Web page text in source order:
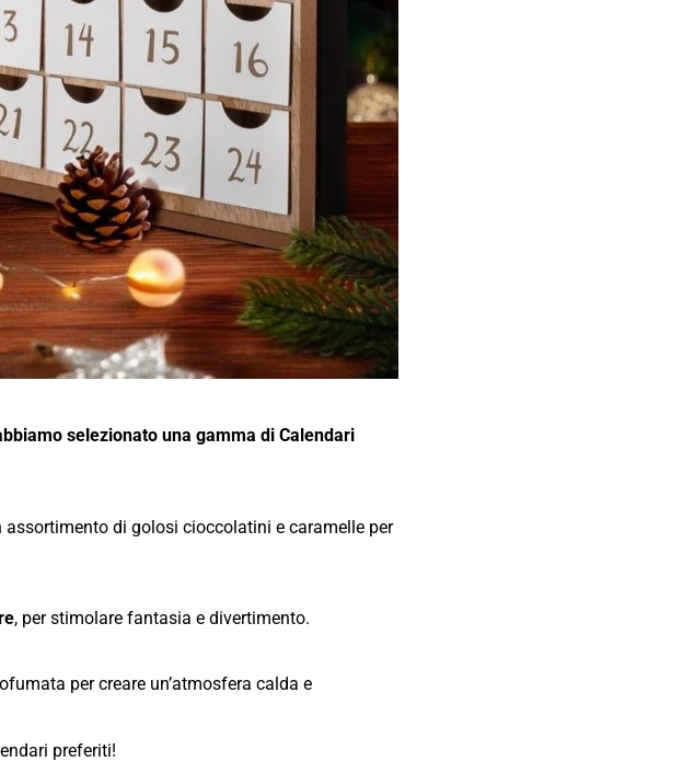
selezionato una gamma di Calendari
assortimento di golosi cioccolatini e caramelle per
, per stimolare fantasia e divertimento.
per creare un’atmosfera calda e
preferiti!